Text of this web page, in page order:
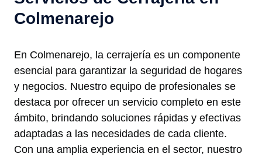
Colmenarejo
En Colmenarejo, la cerrajería es un componente
esencial para garantizar la seguridad de hogares
y negocios. Nuestro equipo de profesionales se
destaca por ofrecer un servicio completo en este
ámbito, brindando soluciones rápidas y efectivas
adaptadas a las necesidades de cada cliente.
Con una amplia experiencia en el sector, nuestro